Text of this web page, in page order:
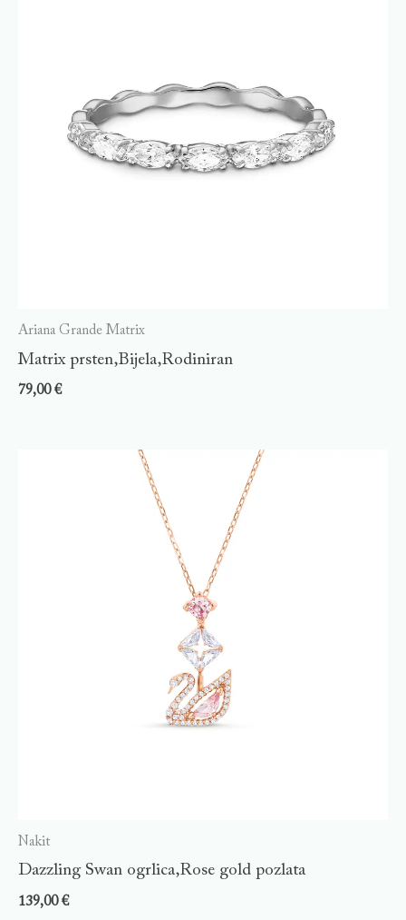
Ariana Grande Matrix
Matrix prsten,Bijela,Rodiniran
79,00€
Nakit
Dazzling Swan ogrlica,Rose gold pozlata
139,00€